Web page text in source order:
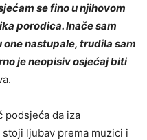
se fino u njihovom
porodica. Inače sam
nastupale, trudila sam
je neopisiv osjećaj biti
podsjeća da iza
ljubav prema muzici i